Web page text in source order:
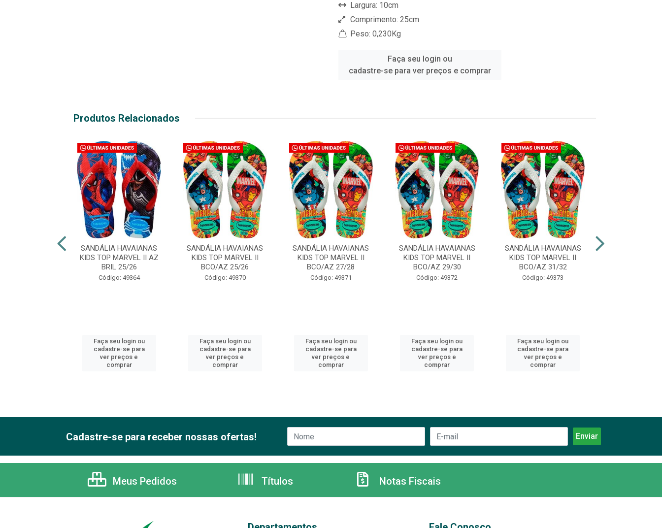
Largura: 10cm
Comprimento: 25cm
Peso: 0,230Kg
Faça seu login ou
cadastre-se para ver preços e comprar
Produtos Relacionados
SANDÁLIA HAVAIANAS
KIDS TOP MARVEL II AZ
BRIL 25/26
Código: 49364
Faça seu login ou
cadastre-se para
ver preços e
comprar
SANDÁLIA HAVAIANAS
KIDS TOP MARVEL II
BCO/AZ 25/26
Código: 49370
Faça seu login ou
cadastre-se para
ver preços e
comprar
SANDÁLIA HAVAIANAS
KIDS TOP MARVEL II
BCO/AZ 27/28
Código: 49371
Faça seu login ou
cadastre-se para
ver preços e
comprar
SANDÁLIA HAVAIANAS
KIDS TOP MARVEL II
BCO/AZ 29/30
Código: 49372
Faça seu login ou
cadastre-se para
ver preços e
comprar
SANDÁLIA HAVAIANAS
KIDS TOP MARVEL II
BCO/AZ 31/32
Código: 49373
Faça seu login ou
cadastre-se para
ver preços e
comprar
Cadastre-se para receber nossas ofertas!
Meus Pedidos Títulos Notas Fiscais